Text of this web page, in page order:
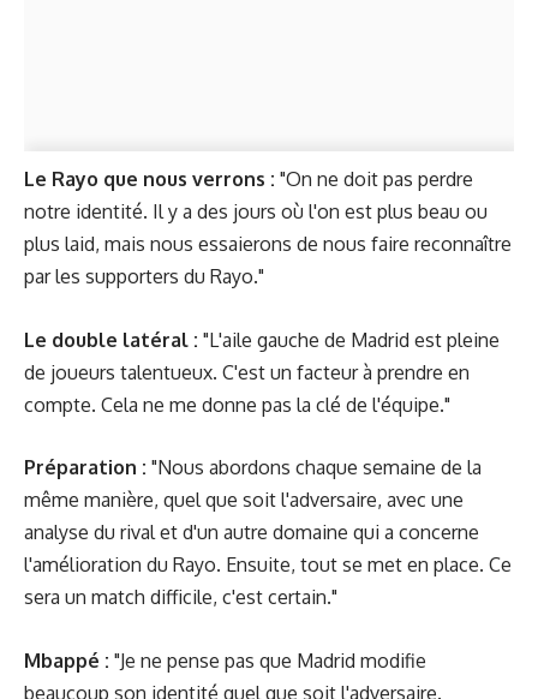
Le Rayo que nous verrons : "On ne doit pas perdre
notre identité. Il y a des jours où l'on est plus beau ou
plus laid, mais nous essaierons de nous faire reconnaître
par les supporters du Rayo."
Le double latéral : "L'aile gauche de Madrid est pleine
de joueurs talentueux. C'est un facteur à prendre en
compte. Cela ne me donne pas la clé de l'équipe."
Préparation : "Nous abordons chaque semaine de la
même manière, quel que soit l'adversaire, avec une
analyse du rival et d'un autre domaine qui a concerne
l'amélioration du Rayo. Ensuite, tout se met en place. Ce
sera un match difficile, c'est certain."
Mbappé : "Je ne pense pas que Madrid modifie
beaucoup son identité quel que soit l'adversaire.